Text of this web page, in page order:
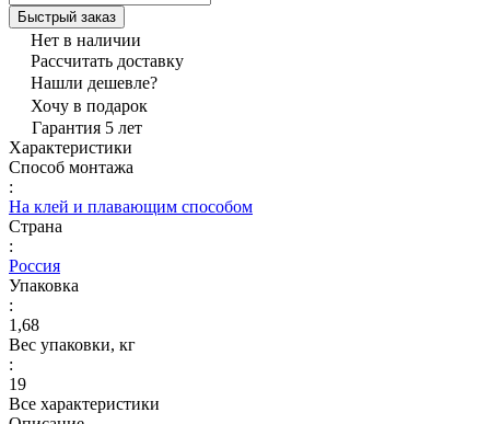
Быстрый заказ
Нет в наличии
Рассчитать доставку
Нашли дешевле?
Хочу в подарок
Гарантия 5 лет
Характеристики
Способ монтажа
:
На клей и плавающим способом
Страна
:
Россия
Упаковка
:
1,68
Вес упаковки, кг
:
19
Все характеристики